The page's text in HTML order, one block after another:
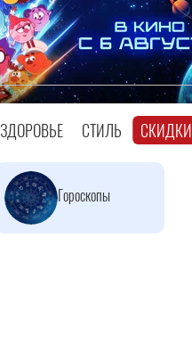
ЗДОРОВЬЕ СТИЛЬ СКИДКИ
Гороскопы